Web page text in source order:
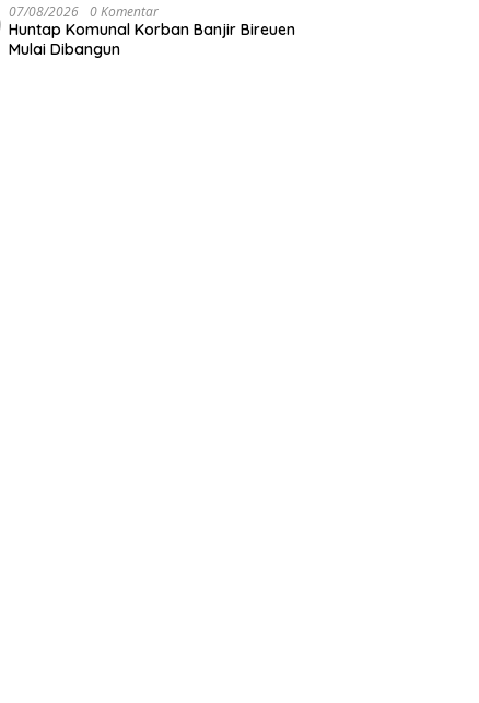
07/08/2026 0 Komentar
Huntap Komunal Korban Banjir Bireuen
Mulai Dibangun